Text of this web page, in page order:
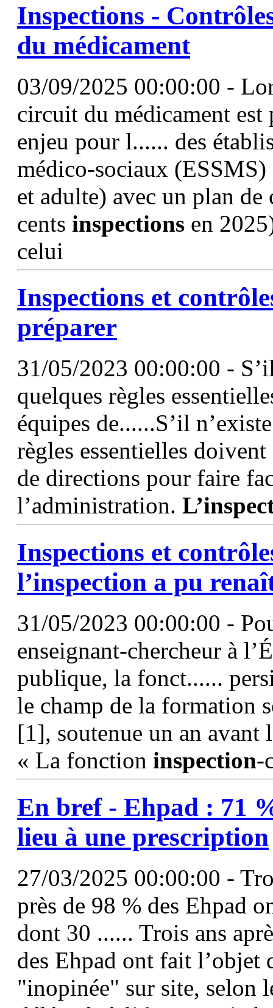
Inspections -
du médicament
03/09/2025 00:00:00 -
circuit du médicament
enjeu pour l...... des
médico-sociaux
et adulte) avec un plan
cents inspections en
celui
Inspections et
préparer
31/05/2023 00:00:00 -
quelques règles
équipes de......S’il
règles essentielles
de directions pour faire
l’administration.
Inspections et
l’inspection a pu
31/05/2023 00:00:00 -
enseignant-chercheur à
publique, la fonct......
le champ de la formation
[1], soutenue un an avant
« La fonction inspection-
En bref - Ehpad : 71
lieu à une prescription
27/03/2025 00:00:00 -
près de 98 % des Ehpad
dont 30 ...... Trois ans
des Ehpad ont fait l’objet
"inopinée" sur site, selon